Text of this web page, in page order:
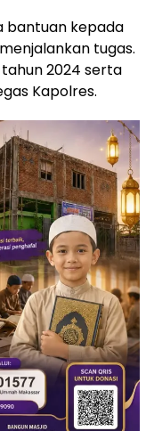
bantuan kepada
tugas.
2024 serta
Kapolres.